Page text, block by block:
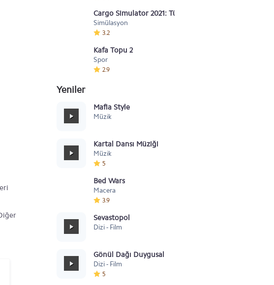
Cargo Simulator 2021: Türkiye
Simülasyon
3.2
Kafa Topu 2
Spor
2.9
Yeniler
Mafia Style
Müzik
Kartal Dansı Müziği
Müzik
5
Bed Wars
Macera
3.9
Sevastopol
Dizi - Film
Gönül Dağı Duygusal
Dizi - Film
5